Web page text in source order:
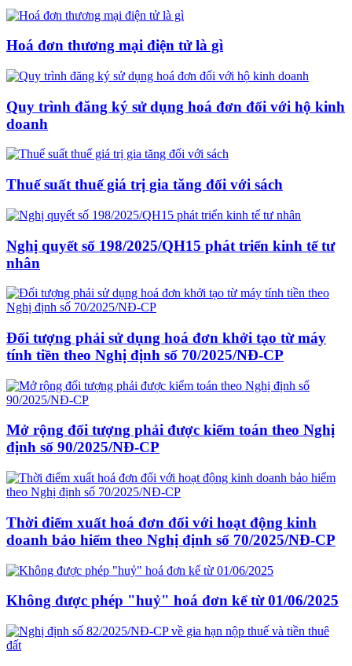
Hoá đơn thương mại điện tử là gì
Quy trình đăng ký sử dụng hoá đơn đối với hộ kinh
doanh
Thuế suất thuế giá trị gia tăng đối với sách
Nghị quyết số 198/2025/QH15 phát triển kinh tế tư
nhân
Đối tượng phải sử dụng hoá đơn khởi tạo từ máy
tính tiền theo Nghị định số 70/2025/NĐ-CP
Mở rộng đối tượng phải được kiểm toán theo Nghị
định số 90/2025/NĐ-CP
Thời điểm xuất hoá đơn đối với hoạt động kinh
doanh bảo hiểm theo Nghị định số 70/2025/NĐ-CP
Không được phép "huỷ" hoá đơn kể từ 01/06/2025